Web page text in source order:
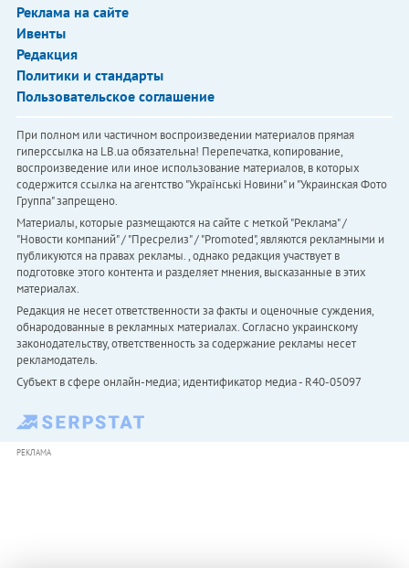
Реклама на сайте
Ивенты
Редакция
Политики и стандарты
Пользовательское соглашение
При полном или частичном воспроизведении материалов прямая
гиперссылка на LB.ua обязательна! Перепечатка, копирование,
воспроизведение или иное использование материалов, в которых
содержится ссылка на агентство "Українськi Новини" и "Украинская Фото
Группа" запрещено.
Материалы, которые размещаются на сайте с меткой "Реклама" /
"Новости компаний" / "Пресрелиз" / "Promoted", являются рекламными и
публикуются на правах рекламы. , однако редакция участвует в
подготовке этого контента и разделяет мнения, высказанные в этих
материалах.
Редакция не несет ответственности за факты и оценочные суждения,
обнародованные в рекламных материалах. Согласно украинскому
законодательству, ответственность за содержание рекламы несет
рекламодатель.
Субъект в сфере онлайн-медиа; идентификатор медиа - R40-05097
РЕКЛАМА